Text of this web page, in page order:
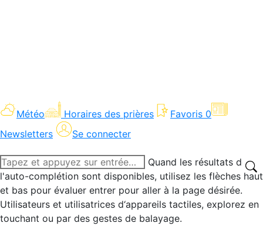
Météo Horaires des prières Favoris 0
Newsletters
Se connecter
Recherche
:
Quand les résultats de
l'auto-complétion sont disponibles, utilisez les flèches haut
et bas pour évaluer entrer pour aller à la page désirée.
Utilisateurs et utilisatrices d‘appareils tactiles, explorez en
touchant ou par des gestes de balayage.